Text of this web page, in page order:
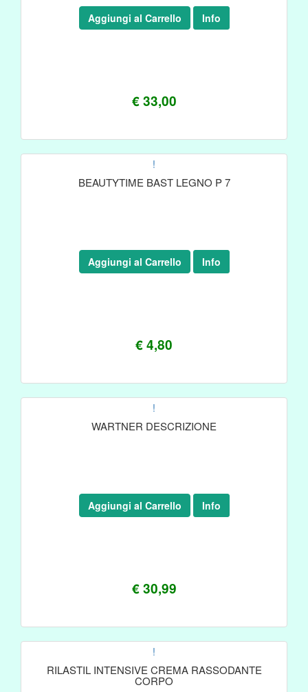
€ 33,00
Aggiungi al Carrello Info
!
BEAUTYTIME BAST LEGNO P 7
€ 4,80
Aggiungi al Carrello Info
!
WARTNER DESCRIZIONE
€ 30,99
Aggiungi al Carrello Info
!
RILASTIL INTENSIVE CREMA RASSODANTE
CORPO